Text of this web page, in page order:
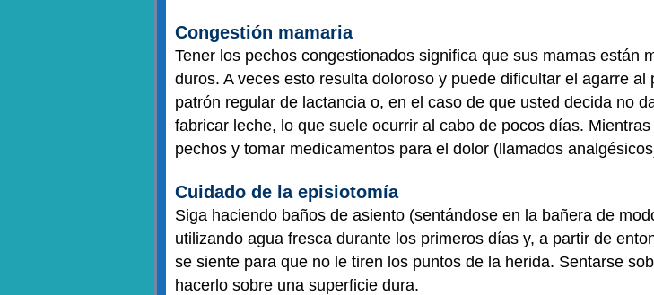
Congestión mamaria
Tener los pechos congestionados significa que sus mamas están
duros. A veces esto resulta doloroso y puede dificultar el agarre
patrón regular de lactancia o, en el caso de que usted decida no
fabricar leche, lo que suele ocurrir al cabo de pocos días.
pechos y tomar medicamentos para el dolor (llamados
Cuidado de la episiotomía
Siga haciendo baños de asiento (sentándose en la bañera de
utilizando agua fresca durante los primeros días y, a partir de
se siente para que no le tiren los puntos de la herida. Sentarse
hacerlo sobre una superficie dura.